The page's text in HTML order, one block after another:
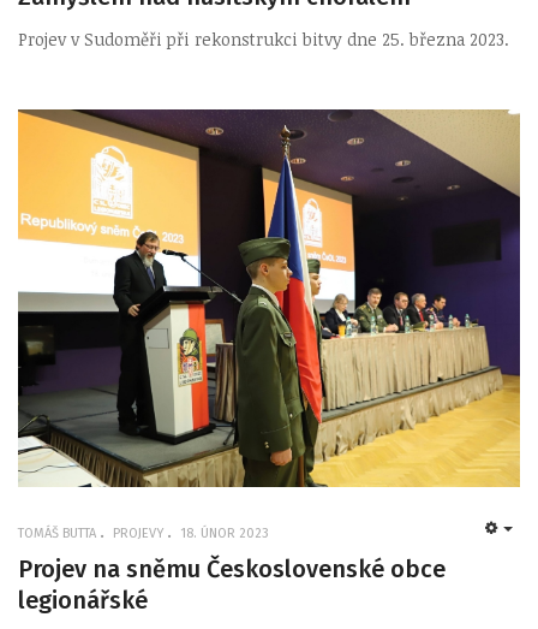
Projev v Sudoměři při rekonstrukci bitvy dne 25. března 2023.
TOMÁŠ BUTTA PROJEVY 18. ÚNOR 2023
Projev na sněmu Československé obce
legionářské